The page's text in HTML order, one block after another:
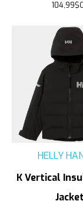
HELLY
K Vertical
Jacket